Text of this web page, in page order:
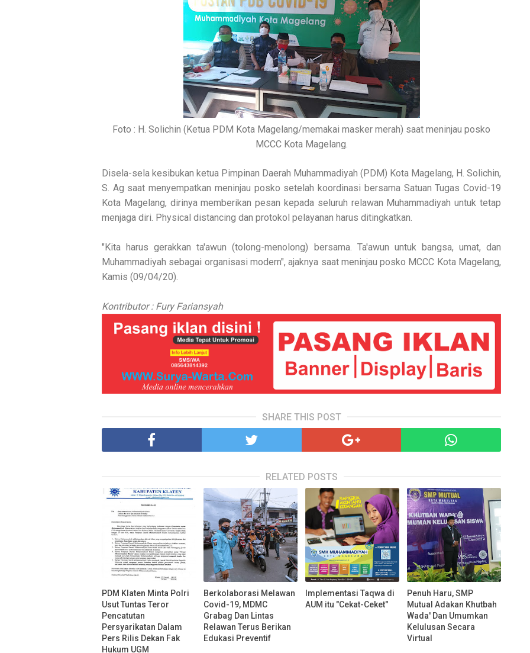
Foto : H. Solichin (Ketua PDM Kota Magelang/memakai masker merah) saat meninjau posko
MCCC Kota Magelang.
Disela-sela kesibukan ketua Pimpinan Daerah Muhammadiyah (PDM) Kota Magelang, H. Solichin,
S. Ag saat menyempatkan meninjau posko setelah koordinasi bersama Satuan Tugas Covid-19
Kota Magelang, dirinya memberikan pesan kepada seluruh relawan Muhammadiyah untuk tetap
menjaga diri. Physical distancing dan protokol pelayanan harus ditingkatkan.
"Kita harus gerakkan ta'awun (tolong-menolong) bersama. Ta'awun untuk bangsa, umat, dan
Muhammadiyah sebagai organisasi modern", ajaknya saat meninjau posko MCCC Kota Magelang,
Kamis (09/04/20).
Kontributor : Fury Fariansyah
SHARE THIS POST
RELATED POSTS
PDM Klaten Minta Polri
Usut Tuntas Teror
Pencatutan
Persyarikatan Dalam
Pers Rilis Dekan Fak
Hukum UGM
Berkolaborasi Melawan
Covid-19, MDMC
Grabag Dan Lintas
Relawan Terus Berikan
Edukasi Preventif
Implementasi Taqwa di
AUM itu "Cekat-Ceket"
Penuh Haru, SMP
Mutual Adakan Khutbah
Wada' Dan Umumkan
Kelulusan Secara
Virtual